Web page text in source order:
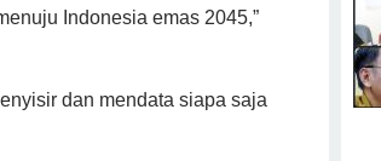
Indonesia emas 2045,”
dan mendata siapa saja